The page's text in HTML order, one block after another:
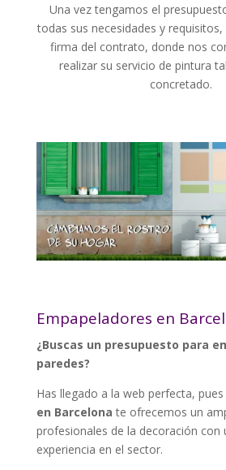
Una vez tengamos el
todas sus necesidades y
firma del contrato, donde nos
realizar su servicio de pintura
concretado.
Empapeladores en
¿Buscas un presupuesto para
paredes?
Has llegado a la web perfecta, pues
en Barcelona te ofrecemos un
profesionales de la decoración con
experiencia en el sector.